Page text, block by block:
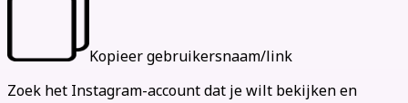
Kopieer gebruikersnaam/link
Zoek het Instagram-account dat je wilt bekijken en